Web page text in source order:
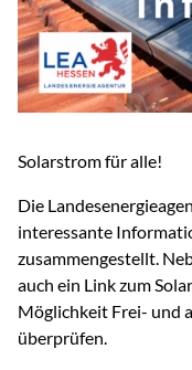
Solarstrom für alle!
Die
interessante
zusammengestellt.
auch ein Link zum
Möglichkeit Frei- und
überprüfen.